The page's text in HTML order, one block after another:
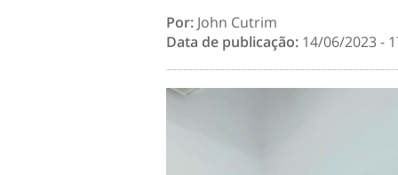
Por: John Cutrim
Data de publicação: 14/06/2023 -